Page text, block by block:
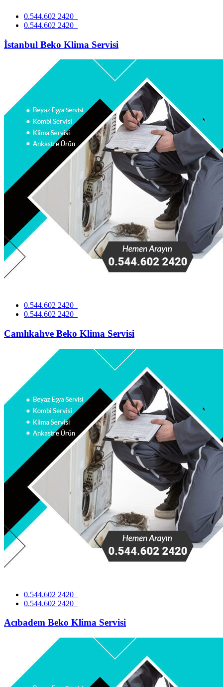
0.544.602 2420
0.544.602 2420
İstanbul Beko Klima Servisi
0.544.602 2420
0.544.602 2420
Camlıkahve Beko Klima Servisi
0.544.602 2420
0.544.602 2420
Acıbadem Beko Klima Servisi